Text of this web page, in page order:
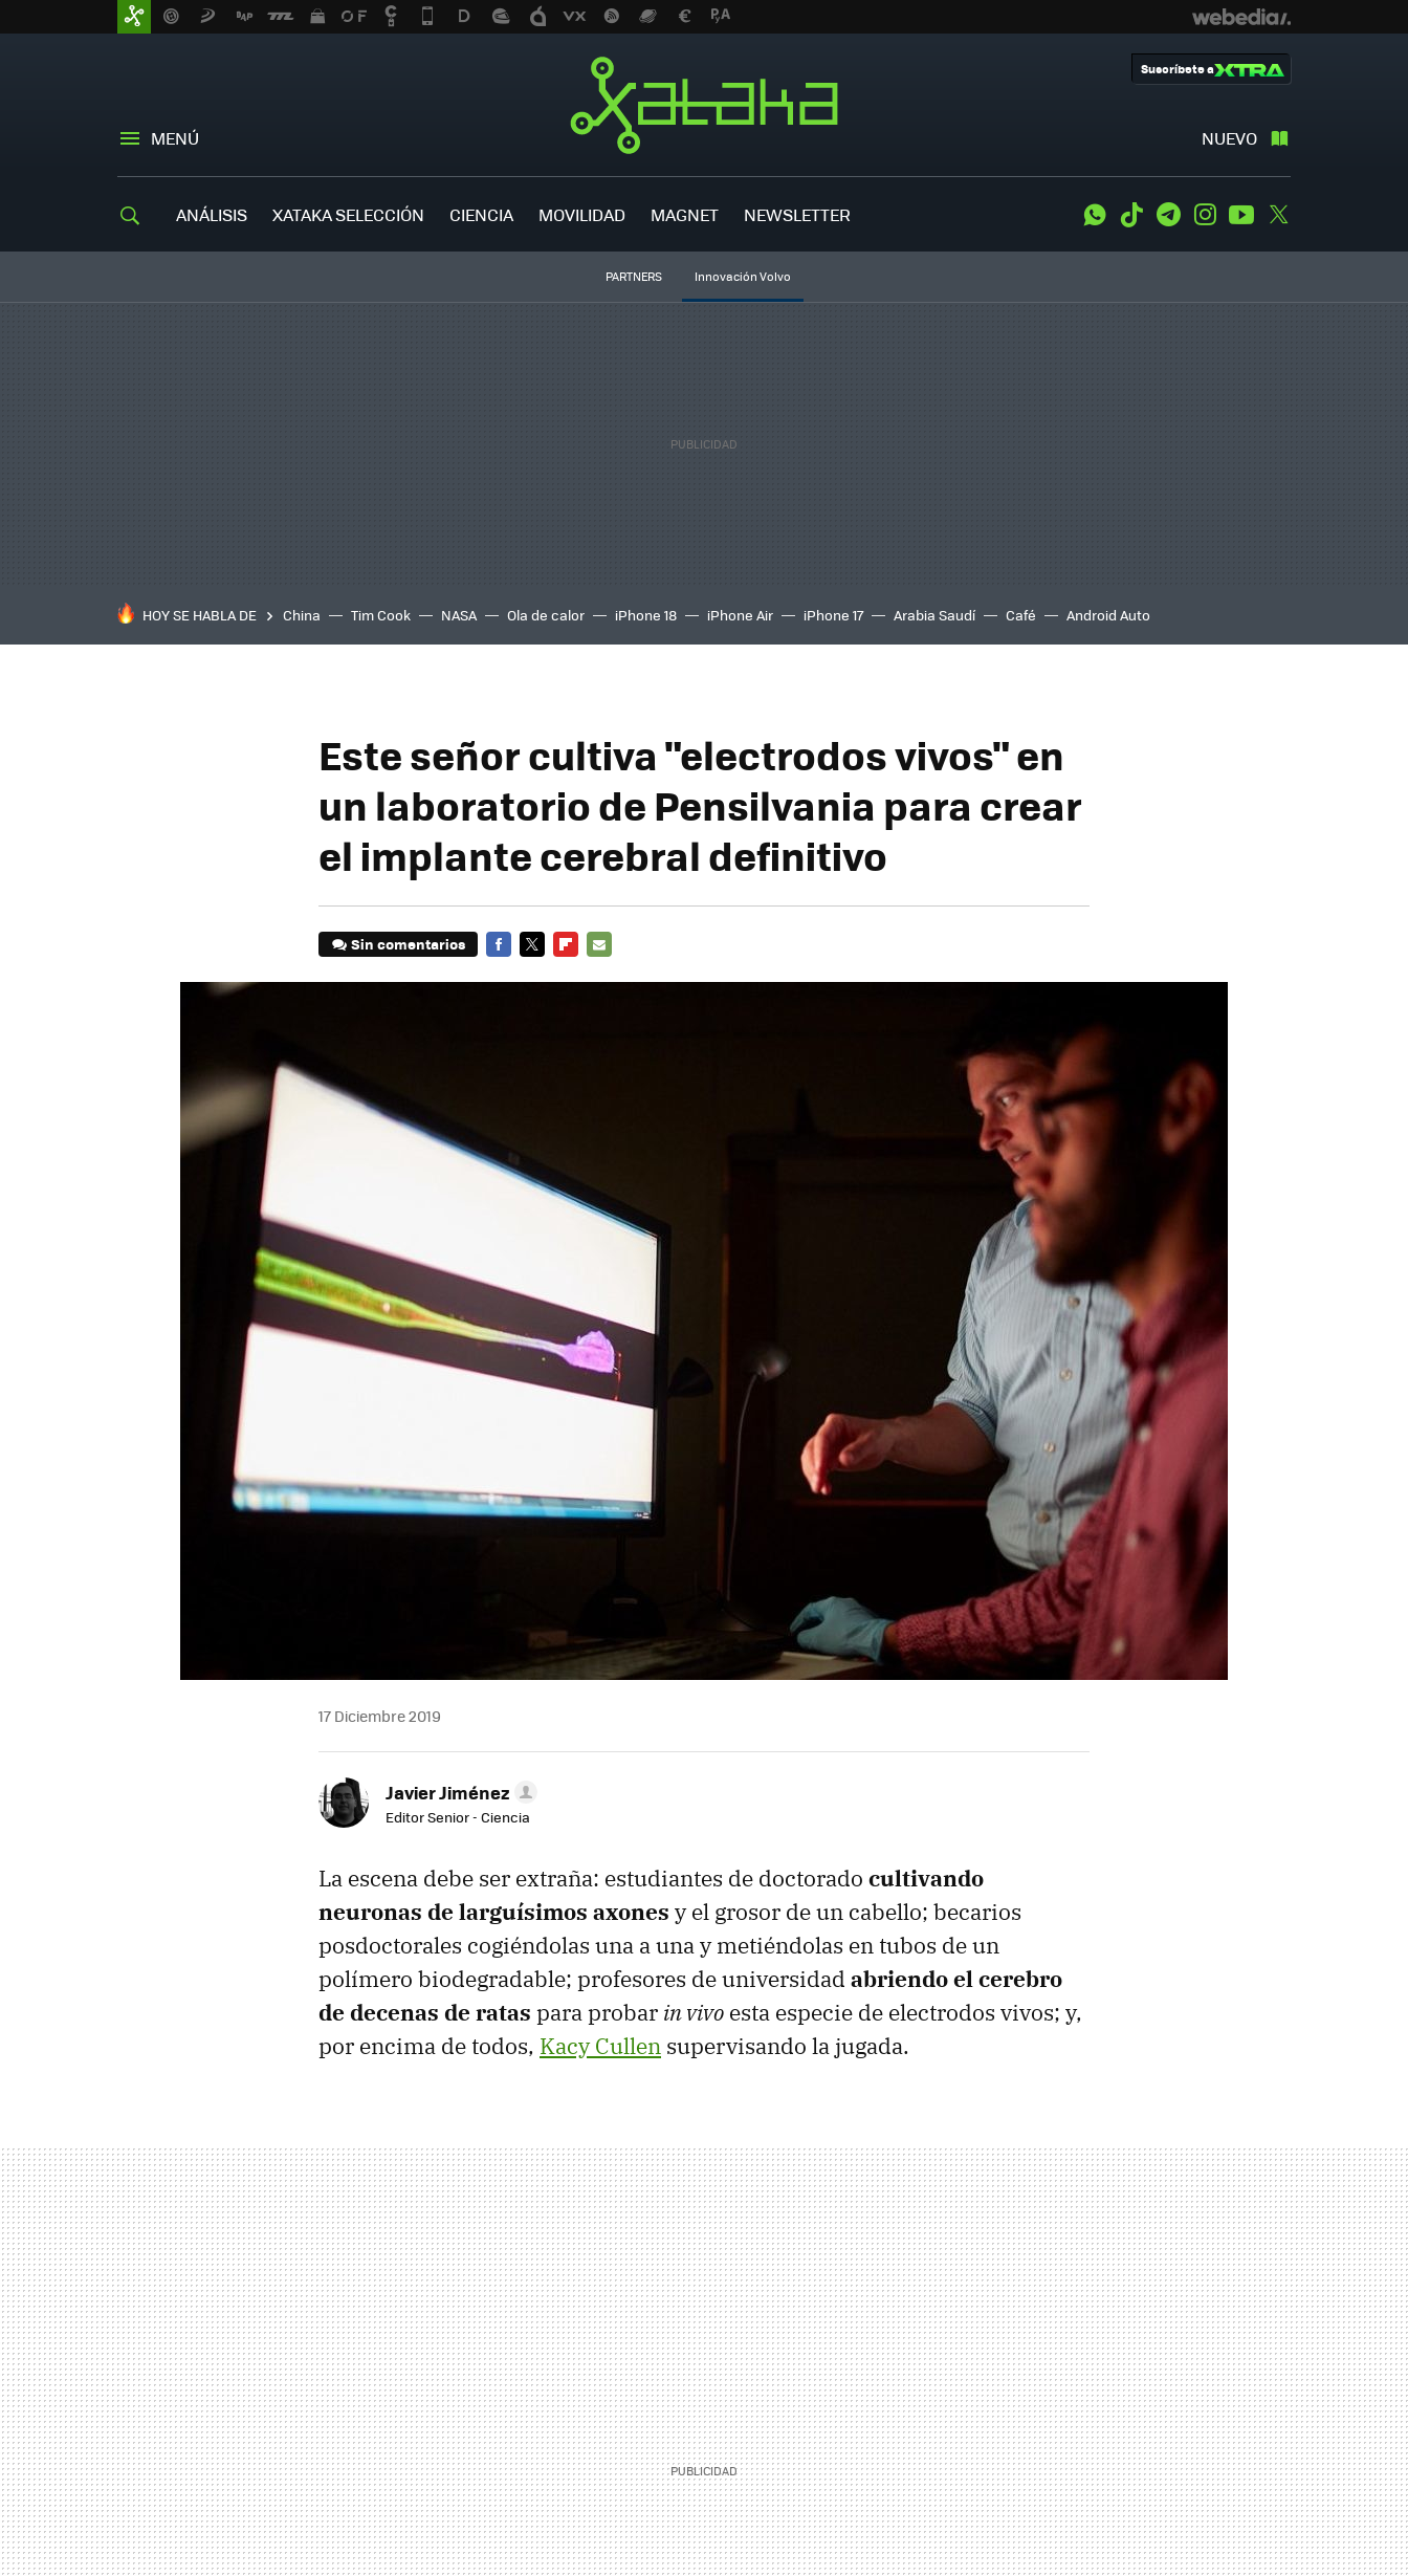
MENÚ NUEVO
Suscríbete a
ANÁLISIS XATAKA SELECCIÓN CIENCIA MOVILIDAD MAGNET NEWSLETTER WhatsApp
Tiktok TelegramInstagramYoutube
PARTNERS Innovación Volvo
HOY SE HABLA DE China Tim Cook NASA Ola de calor iPhone 18 iPhone Air iPhone 17 Arabia Saudí Café Android Auto
Este señor cultiva "electrodos vivos" en
un laboratorio de Pensilvania para crear
el implante cerebral definitivo
Sin comentarios
17 Diciembre 2019
Javier Jiménez
Editor Senior - Ciencia
La escena debe ser extraña: estudiantes de doctorado cultivando
neuronas de larguísimos axones y el grosor de un cabello; becarios
posdoctorales cogiéndolas una a una y metiéndolas en tubos de un
polímero biodegradable; profesores de universidad abriendo el cerebro
de decenas de ratas para probar in vivo esta especie de electrodos vivos; y,
por encima de todos, Kacy Cullen supervisando la jugada.